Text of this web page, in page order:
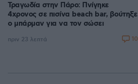
Τραγωδία στην Πάρο: Πνίγηκε
4χρονος σε πισίνα beach bar, βούτηξε
ο μπάρμαν για να τον σώσει
πριν 23 λεπτά 10